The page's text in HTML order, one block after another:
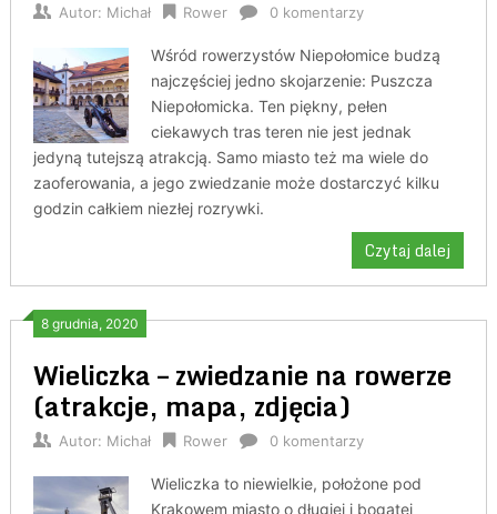
Autor: Michał Rower 0 komentarzy
Wśród rowerzystów Niepołomice budzą
najczęściej jedno skojarzenie: Puszcza
Niepołomicka. Ten piękny, pełen
ciekawych tras teren nie jest jednak
jedyną tutejszą atrakcją. Samo miasto też ma wiele do
zaoferowania, a jego zwiedzanie może dostarczyć kilku
godzin całkiem niezłej rozrywki.
Czytaj dalej
8 grudnia, 2020
Wieliczka – zwiedzanie na rowerze
(atrakcje, mapa, zdjęcia)
Autor: Michał Rower 0 komentarzy
Wieliczka to niewielkie, położone pod
Krakowem miasto o długiej i bogatej